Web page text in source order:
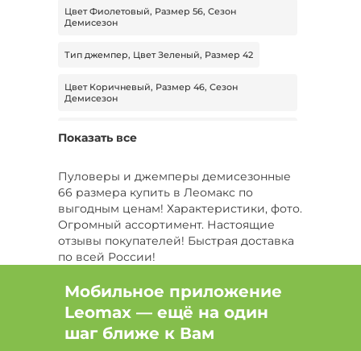
Цвет Фиолетовый, Размер 56, Сезон
Демисезон
Тип джемпер, Цвет Зеленый, Размер 42
Цвет Коричневый, Размер 46, Сезон
Демисезон
Демисезон
Цвет Бордовый, Размер 42, Сезон Лето
Цвет Черный, Размер 44, Сезон Зима
Цвет Черный, Размер 50, Сезон Зима
Тип пуловер, Цвет Серый, Размер 46
Тип джемпер, Цвет Голубой, Размер 62
Показать все
Пуловеры и джемперы демисезонные
66 размера купить в Леомакс по
выгодным ценам! Характеристики, фото.
Огромный ассортимент. Настоящие
отзывы покупателей! Быстрая доставка
по всей России!
Мобильное приложение
Leomax — ещё на один
шаг ближе к Вам